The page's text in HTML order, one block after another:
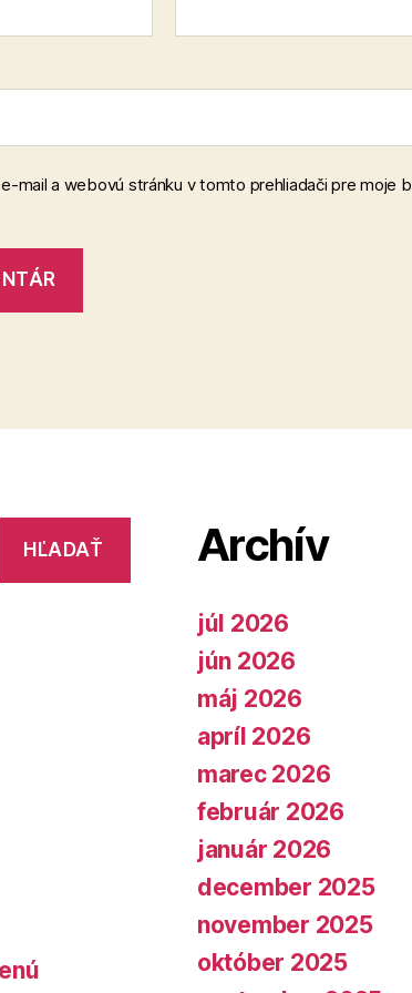
mail a webovú stránku v tomto prehliadači pre moje
Archív
júl 2026
jún 2026
máj 2026
apríl 2026
marec 2026
február 2026
január 2026
december 2025
november 2025
október 2025